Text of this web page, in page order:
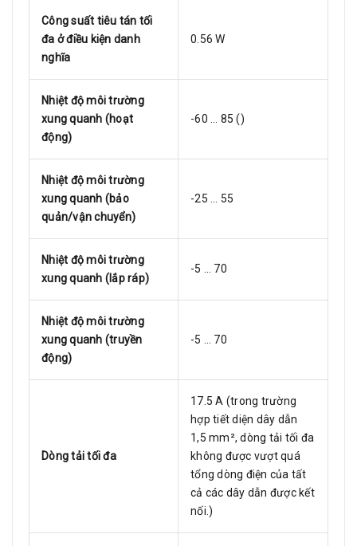
Công suất tiêu tán tối
đa ở điều kiện danh
nghĩa
0.56 W
Nhiệt độ môi trường
xung quanh (hoạt
động)
-60 … 85 ()
Nhiệt độ môi trường
xung quanh (bảo
quản/vận chuyển)
-25 … 55
Nhiệt độ môi trường
xung quanh (lắp ráp)
-5 … 70
Nhiệt độ môi trường
xung quanh (truyền
động)
-5 … 70
Dòng tải tối đa
17.5 A (trong trường
hợp tiết diện dây dẫn
1,5 mm², dòng tải tối đa
không được vượt quá
tổng dòng điện của tất
cả các dây dẫn được kết
nối.)